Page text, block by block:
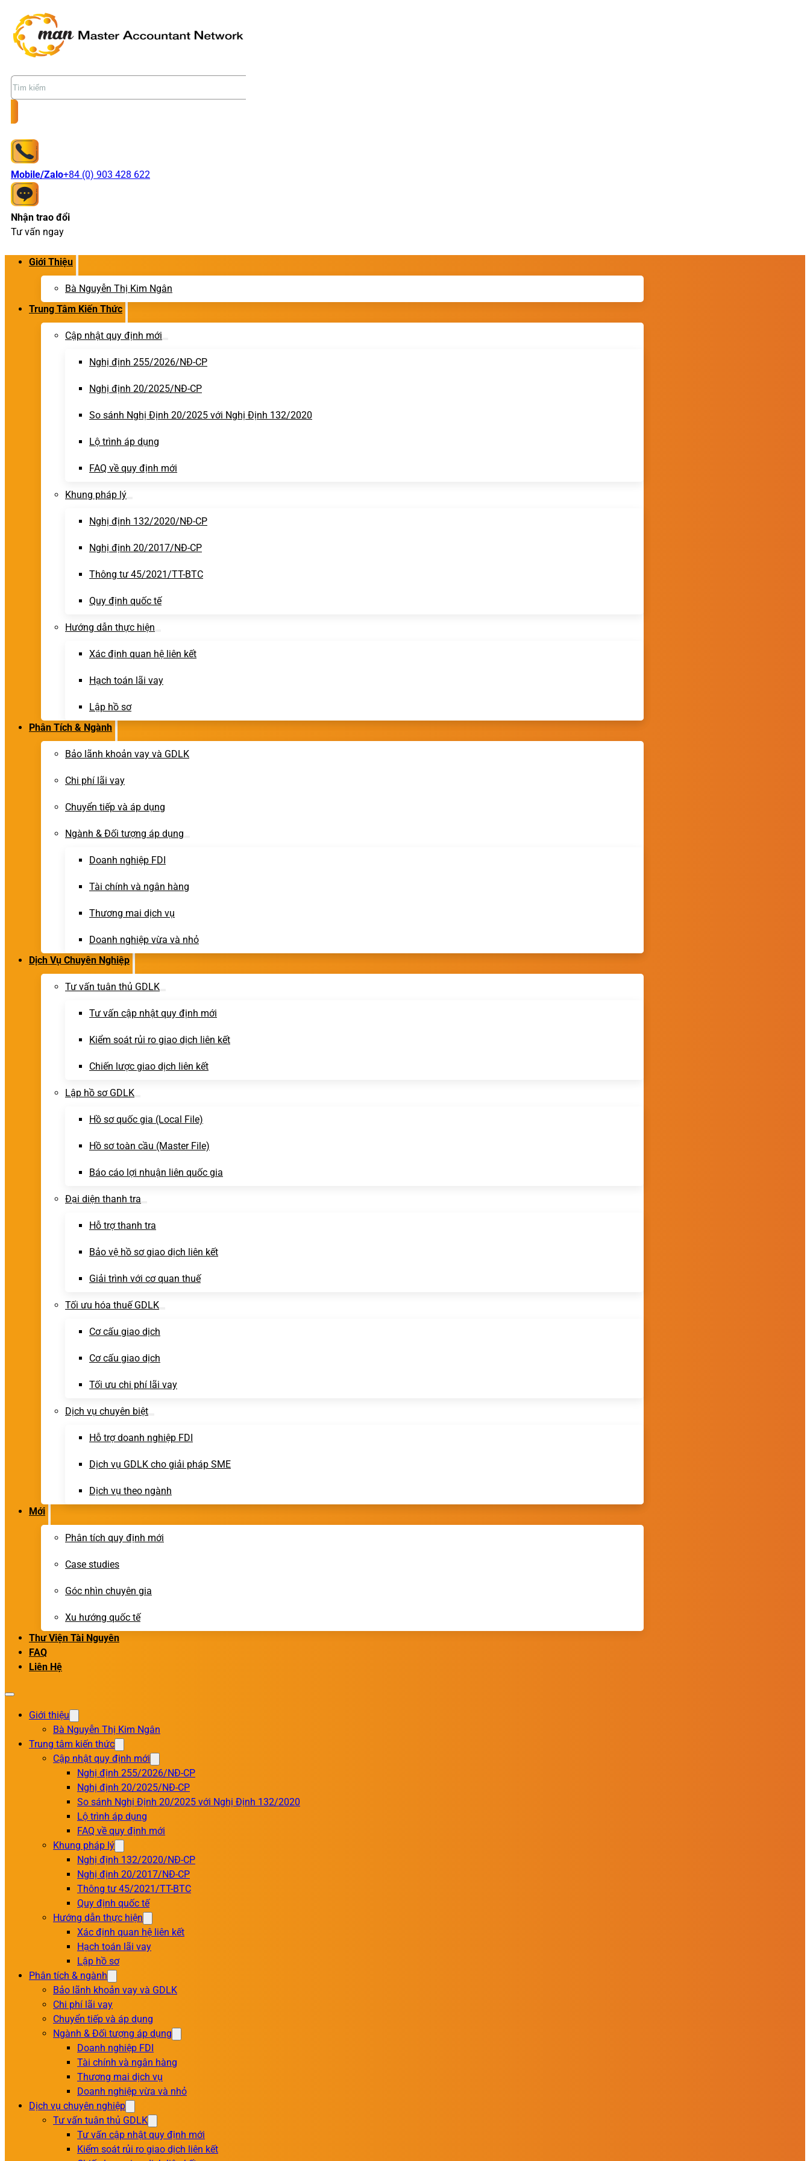
Tìm
kiếm
Mobile/Zalo+84 (0) 903 428 622
Nhận trao đổi
Tư vấn ngay
Giới Thiệu
Bà Nguyễn Thị Kim Ngân
Trung Tâm Kiến Thức
Cập nhật quy định mới
Nghị định 255/2026/NĐ-CP
Nghị định 20/2025/NĐ-CP
So sánh Nghị Định 20/2025 với Nghị Định 132/2020
Lộ trình áp dụng
FAQ về quy định mới
Khung pháp lý
Nghị định 132/2020/NĐ-CP
Nghị định 20/2017/NĐ-CP
Thông tư 45/2021/TT-BTC
Quy định quốc tế
Hướng dẫn thực hiện
Xác định quan hệ liên kết
Hạch toán lãi vay
Lập hồ sơ
Phân Tích & Ngành
Bảo lãnh khoản vay và GDLK
Chi phí lãi vay
Chuyển tiếp và áp dụng
Ngành & Đối tượng áp dụng
Doanh nghiệp FDI
Tài chính và ngân hàng
Thương mai dịch vụ
Doanh nghiệp vừa và nhỏ
Dịch Vụ Chuyên Nghiệp
Tư vấn tuân thủ GDLK
Tư vấn cập nhật quy định mới
Kiểm soát rủi ro giao dịch liên kết
Chiến lược giao dịch liên kết
Lập hồ sơ GDLK
Hồ sơ quốc gia (Local File)
Hồ sơ toàn cầu (Master File)
Báo cáo lợi nhuận liên quốc gia
Đại diện thanh tra
Hỗ trợ thanh tra
Bảo vệ hồ sơ giao dịch liên kết
Giải trình với cơ quan thuế
Tối ưu hóa thuế GDLK
Cơ cấu giao dịch
Cơ cấu giao dịch
Tối ưu chi phí lãi vay
Dịch vụ chuyên biệt
Hỗ trợ doanh nghiệp FDI
Dịch vụ GDLK cho giải pháp SME
Dịch vụ theo ngành
Mới
Phân tích quy định mới
Case studies
Góc nhìn chuyên gia
Xu hướng quốc tế
Thư Viện Tài Nguyên
FAQ
Liên Hệ
Giới thiệu
Bà Nguyễn Thị Kim Ngân
Trung tâm kiến thức
Cập nhật quy định mới
Nghị định 255/2026/NĐ-CP
Nghị định 20/2025/NĐ-CP
So sánh Nghị Định 20/2025 với Nghị Định 132/2020
Lộ trình áp dụng
FAQ về quy định mới
Khung pháp lý
Nghị định 132/2020/NĐ-CP
Nghị định 20/2017/NĐ-CP
Thông tư 45/2021/TT-BTC
Quy định quốc tế
Hướng dẫn thực hiện
Xác định quan hệ liên kết
Hạch toán lãi vay
Lập hồ sơ
Phân tích & ngành
Bảo lãnh khoản vay và GDLK
Chi phí lãi vay
Chuyển tiếp và áp dụng
Ngành & Đối tượng áp dụng
Doanh nghiệp FDI
Tài chính và ngân hàng
Thương mai dịch vụ
Doanh nghiệp vừa và nhỏ
Dịch vụ chuyên nghiệp
Tư vấn tuân thủ GDLK
Tư vấn cập nhật quy định mới
Kiểm soát rủi ro giao dịch liên kết